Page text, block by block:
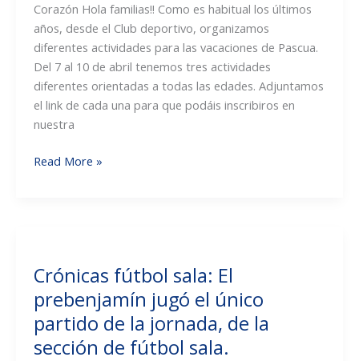
Corazón Hola familias!! Como es habitual los últimos
años, desde el Club deportivo, organizamos
diferentes actividades para las vacaciones de Pascua.
Del 7 al 10 de abril tenemos tres actividades
diferentes orientadas a todas las edades. Adjuntamos
el link de cada una para que podáis inscribiros en
nuestra
Actividades
Campus
de
baloncesto
y
fútsal
Read More »
Crónicas fútbol sala: El
prebenjamín jugó el único
partido de la jornada, de la
sección de fútbol sala.